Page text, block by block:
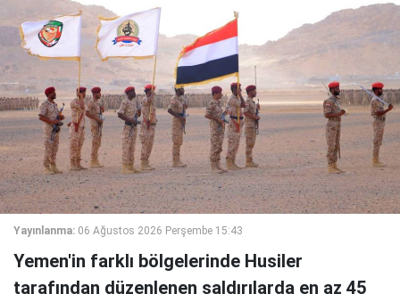
Yayınlanma: 06 Ağustos 2026 Perşembe 15:43
Yemen'in farklı bölgelerinde Husiler
tarafından düzenlenen saldırılarda en az 45